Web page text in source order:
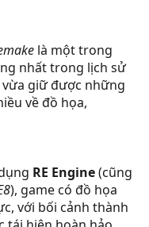
là một trong
nhất trong lịch sử
vừa giữ được những
về đồ họa,
RE Engine(cũng
), game có đồ họa
với bối cảnh thành